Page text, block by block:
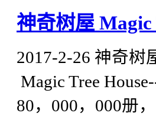
神奇树屋
2017-2-26 神奇树
Magic Tree
80，000，000册